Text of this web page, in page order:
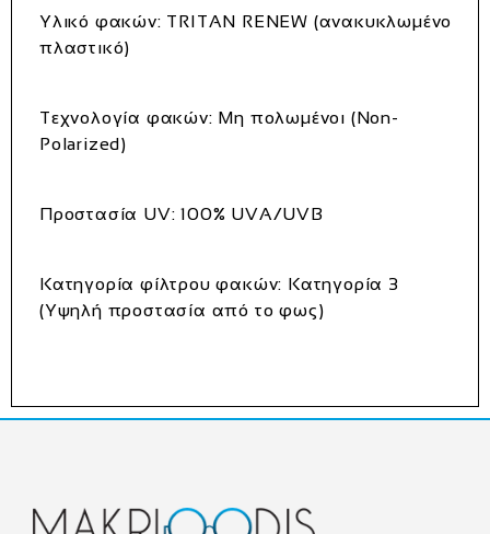
Υλικό φακών: TRITAN RENEW (ανακυκλωμένο
πλαστικό)
Τεχνολογία φακών: Μη πολωμένοι (Non-
Polarized)
Προστασία UV: 100% UVA/UVB
Κατηγορία φίλτρου φακών: Κατηγορία 3
(Υψηλή προστασία από το φως)